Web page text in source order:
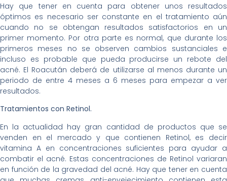
Hay que tener en cuenta para obtener unos resultados
óptimos es necesario ser constante en el tratamiento aún
cuando no se obtengan resultados satisfactorios en un
primer momento. Por otra parte es normal, que durante los
primeros meses no se observen cambios sustanciales e
incluso es probable que pueda producirse un rebote del
acné. El Roacután deberá de utilizarse al menos durante un
periodo de entre 4 meses a 6 meses para empezar a ver
resultados.
Tratamientos con Retinol.
En la actualidad hay gran cantidad de productos que se
venden en el mercado y que contienen Retinol, es decir
vitamina A en concentraciones suficientes para ayudar a
combatir el acné. Estas concentraciones de Retinol variaran
en función de la gravedad del acné. Hay que tener en cuenta